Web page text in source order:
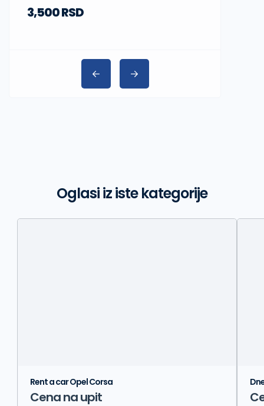
3,500 RSD
Oglasi iz iste kategorije
Rent a car Opel Corsa
Cena na upit